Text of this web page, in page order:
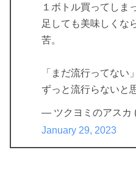
１ボトル買ってしま
足しても美味しくな
苦。
「まだ流行ってない」
ずっと流行らないと
— ツクヨミのアスカ
January 29, 2023